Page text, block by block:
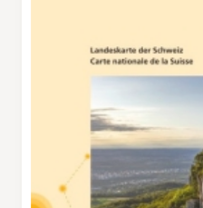
purée de cynorhodon.
l’églantier broyées, la
utilisée en confiture,
du parfait glacé ou du
octobre, vous aurez le
directement à la
culminant du
redescendons sur
Exceptionnellement,